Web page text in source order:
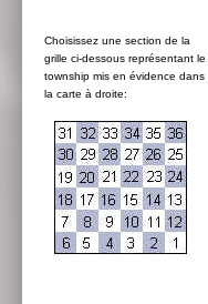
Choisissez une section de la
grille ci-dessous représentant le
township mis en évidence dans
la carte à droite: